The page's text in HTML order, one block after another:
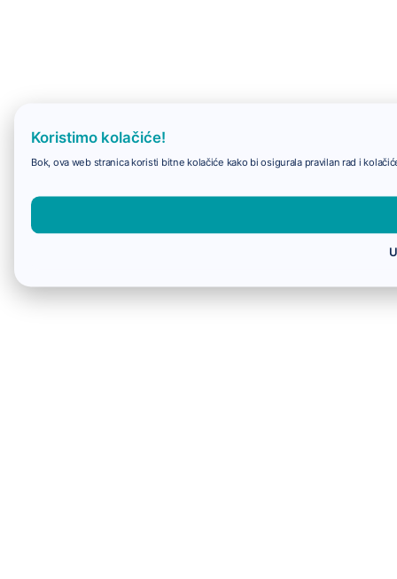
Koristimo kolačiće!
Bok, ova web stranica koristi bitne kolačiće kako bi osigurala pravilan rad i